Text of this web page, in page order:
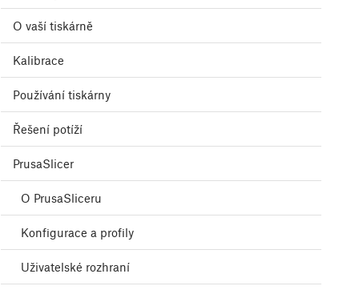
O vaší tiskárně
Kalibrace
Používání tiskárny
Řešení potíží
PrusaSlicer
O PrusaSliceru
Konfigurace a profily
Uživatelské rozhraní